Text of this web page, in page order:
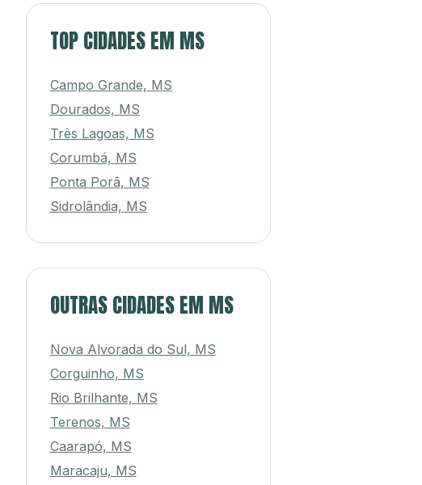
TOP CIDADES EM MS
Campo Grande, MS
Dourados, MS
Três Lagoas, MS
Corumbá, MS
Ponta Porã, MS
Sidrolândia, MS
OUTRAS CIDADES EM MS
Nova Alvorada do Sul, MS
Corguinho, MS
Rio Brilhante, MS
Terenos, MS
Caarapó, MS
Maracaju, MS